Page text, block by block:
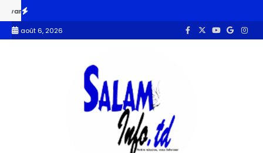
prélèvement de l’eau brute
août 6, 2026